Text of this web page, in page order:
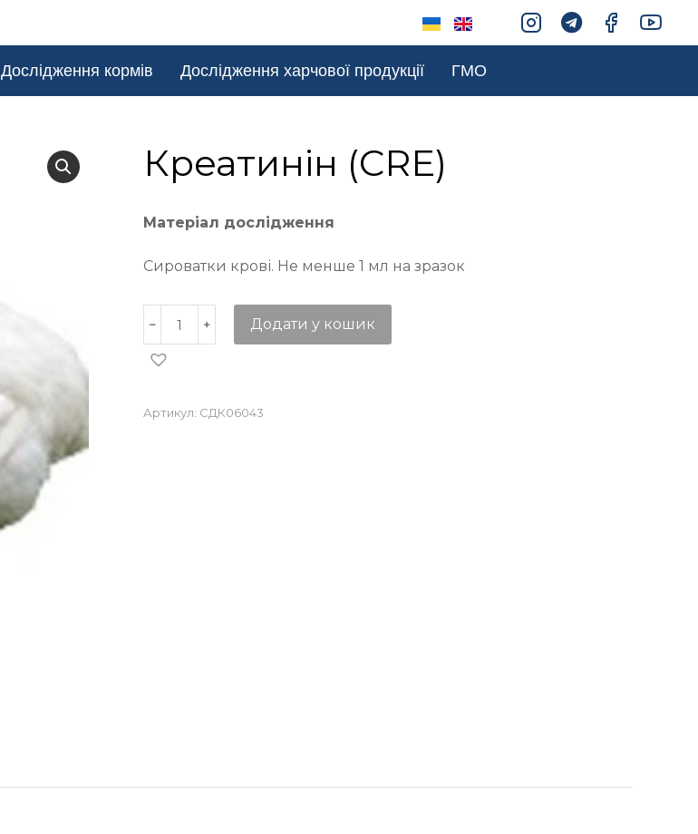
Дослідження кормів Дослідження харчової продукції ГМО
Креатинін (CRE)
Матеріал дослідження
Сироватки крові. Не менше 1 мл на зразок
Додати у кошик
Артикул: СДК06043